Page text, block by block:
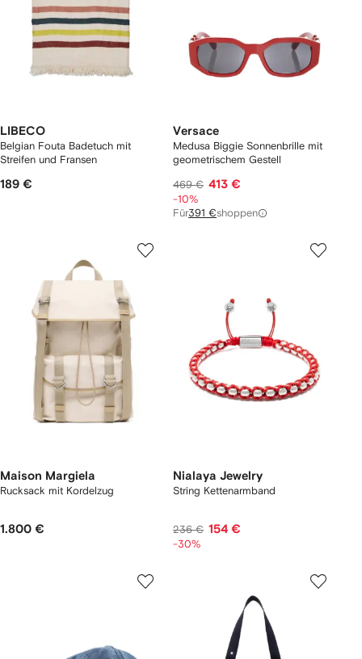
LIBECO
Belgian Fouta Badetuch mit
Streifen und Fransen
189 €
Versace
Medusa Biggie Sonnenbrille mit
geometrischem Gestell
469 € 413 €
-10%
Für391 €shoppen
Maison Margiela
Rucksack mit Kordelzug
1.800 €
Nialaya Jewelry
String Kettenarmband
236 € 154 €
-30%